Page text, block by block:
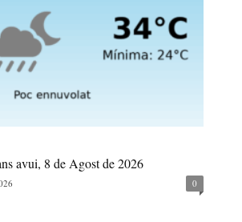
avui, 8 de Agost de 2026
0